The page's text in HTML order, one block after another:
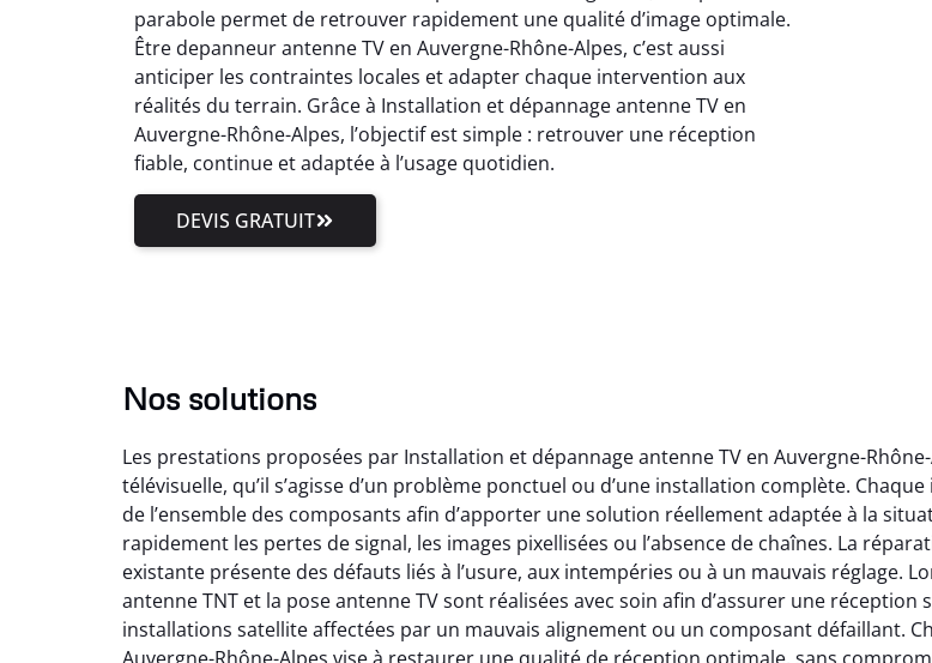
parabole permet de retrouver rapidement une qualité d’image optimale.
Être depanneur antenne TV en Auvergne-Rhône-Alpes, c’est aussi
anticiper les contraintes locales et adapter chaque intervention aux
réalités du terrain. Grâce à Installation et dépannage antenne TV en
Auvergne-Rhône-Alpes, l’objectif est simple : retrouver une réception
fiable, continue et adaptée à l’usage quotidien.
DEVIS GRATUIT
Nos solutions
Les prestations proposées par Installation et dépannage antenne TV en Auvergne-
télévisuelle, qu’il s’agisse d’un problème ponctuel ou d’une installation complète.
de l’ensemble des composants afin d’apporter une solution réellement adaptée à la
rapidement les pertes de signal, les images pixellisées ou l’absence de chaînes. La
existante présente des défauts liés à l’usure, aux intempéries ou à un mauvais réglage.
antenne TNT et la pose antenne TV sont réalisées avec soin afin d’assurer une
installations satellite affectées par un mauvais alignement ou un composant défaillant.